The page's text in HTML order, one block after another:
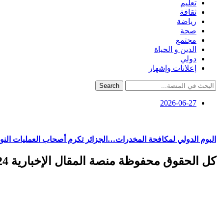
تعليم
ثقافة
رياضة
صحة
مجتمع
الدين و الحياة
دولي
إعلانات وإشهار
Search
2026-06-27
اليوم الدولي لمكافحة المخدرات…الجزائر تكرم أصحاب العمليات
كل الحقوق محفوظة منصة المقال الإخبارية 2024 ©